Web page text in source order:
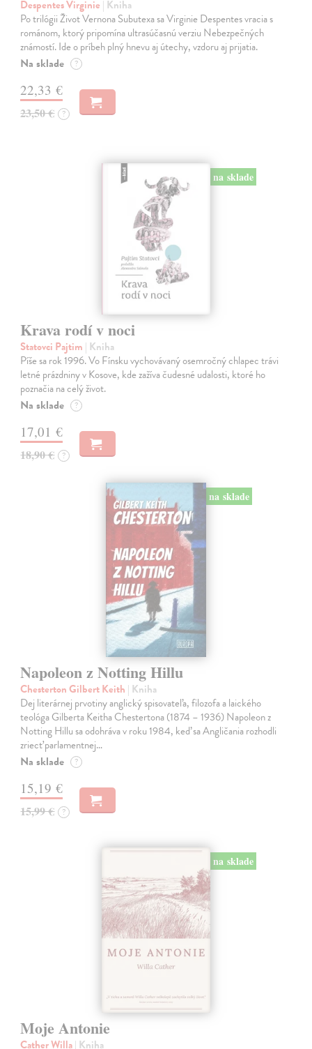
Despentes Virginie | Kniha
Po trilógii Život Vernona Subutexa sa Virginie Despentes vracia s
románom, ktorý pripomína ultrasúčasnú verziu Nebezpečných
známostí. Ide o príbeh plný hnevu aj útechy, vzdoru aj prijatia.
Na sklade ?
22,33 €
23,50 € ?
na sklade
Krava rodí v noci
Statovci Pajtim | Kniha
Píše sa rok 1996. Vo Fínsku vychovávaný osemročný chlapec trávi
letné prázdniny v Kosove, kde zažíva čudesné udalosti, ktoré ho
poznačia na celý život.
Na sklade ?
17,01 €
18,90 € ?
na sklade
Napoleon z Notting Hillu
Chesterton Gilbert Keith | Kniha
Dej literárnej prvotiny anglický spisovateľa, filozofa a laického
teológa Gilberta Keitha Chestertona (1874 – 1936) Napoleon z
Notting Hillu sa odohráva v roku 1984, keď sa Angličania rozhodli
zriecť parlamentnej…
Na sklade ?
15,19 €
15,99 € ?
na sklade
Moje Antonie
Cather Willa| Kniha